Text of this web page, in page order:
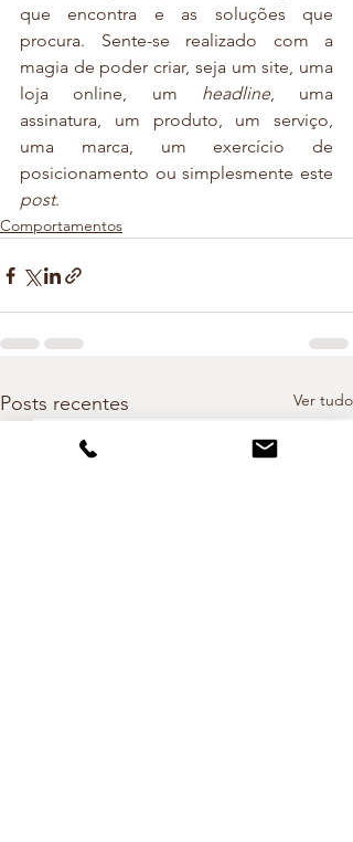
que encontra e as soluções que
procura. Sente-se realizado com a
magia de poder criar, seja um site, uma
loja online, um headline, uma
assinatura, um produto, um serviço,
uma marca, um exercício de
post.
Comportamentos
Posts recentes Ver tudo